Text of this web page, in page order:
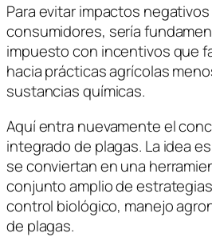
Para evitar impactos
consumidores, sería
impuesto con incentivos que
hacia prácticas agrícolas
sustancias químicas.
Aquí entra nuevamente el
integrado de plagas. La idea
se conviertan en una
conjunto amplio de
control biológico, manejo
de plagas.